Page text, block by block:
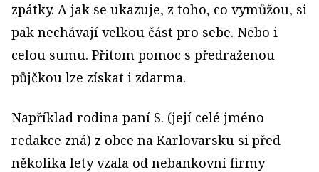
zpátky. A jak se ukazuje, z toho, co vymůžou, si
pak nechávají velkou část pro sebe. Nebo i
celou sumu. Přitom pomoc s předraženou
půjčkou lze získat i zdarma.
Například rodina paní S. (její celé jméno
redakce zná) z obce na Karlovarsku si před
několika lety vzala od nebankovní firmy